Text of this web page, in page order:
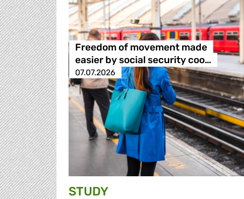
Freedom of movement made
easier by social security coo…
07.07.2026
STUDY